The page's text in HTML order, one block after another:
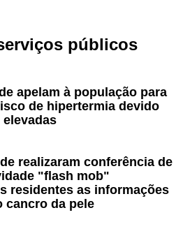
públicos
apelam à população para
de hipertermia devido
realizaram conferência de
"flash mob"
residentes as informações
cancro da pele